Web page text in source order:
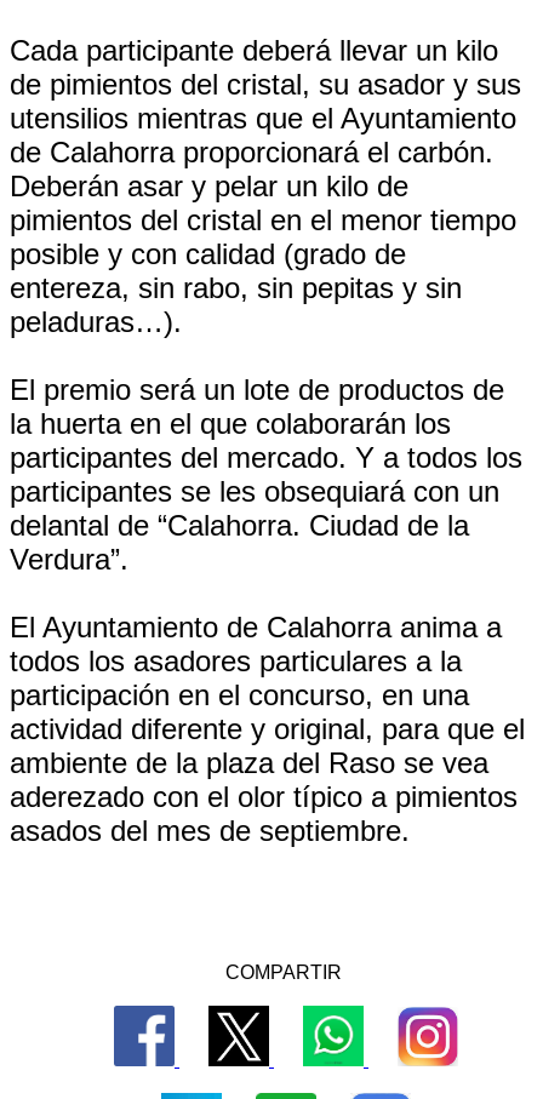
Cada participante deberá llevar un kilo
de pimientos del cristal, su asador y sus
utensilios mientras que el Ayuntamiento
de Calahorra proporcionará el carbón.
Deberán asar y pelar un kilo de
pimientos del cristal en el menor tiempo
posible y con calidad (grado de
entereza, sin rabo, sin pepitas y sin
peladuras…).
El premio será un lote de productos de
la huerta en el que colaborarán los
participantes del mercado. Y a todos los
participantes se les obsequiará con un
delantal de “Calahorra. Ciudad de la
Verdura”.
El Ayuntamiento de Calahorra anima a
todos los asadores particulares a la
participación en el concurso, en una
actividad diferente y original, para que el
ambiente de la plaza del Raso se vea
aderezado con el olor típico a pimientos
asados del mes de septiembre.
COMPARTIR